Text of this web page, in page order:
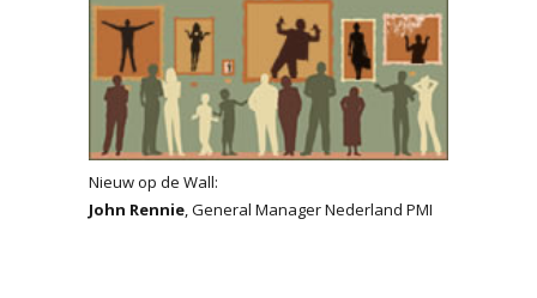
Nieuw op de Wall:
John Rennie, General Manager Nederland PMI